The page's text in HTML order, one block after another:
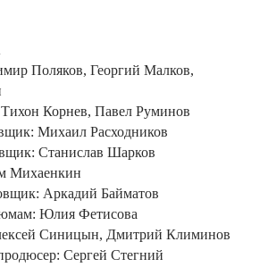
Поляков, Георгий Малков,
Корнев, Павел Руминов
Михаил Расходников
Станислав Шарков
Михаенкин
Аркадий Байматов
Юлия Фетисова
Синицын, Дмитрий Климинов
Сергей Стегний